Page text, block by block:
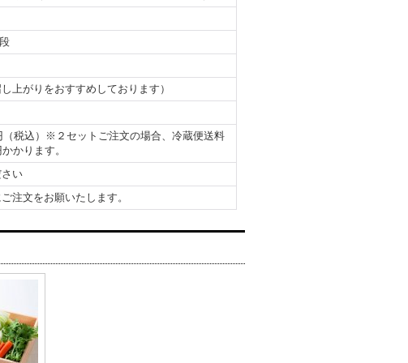
上がりをおすすめしております）
税込）※２セットご注文の場合、冷蔵便送料
かります。
い
注文をお願いたします。